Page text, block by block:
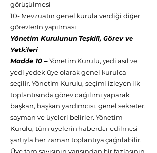
görüşülmesi
10- Mevzuatın genel kurula verdiği diğer
görevlerin yapılması
Yönetim Kurulunun Teşkilî, Görev ve
Yetkileri
Madde 10 –Yönetim Kurulu, yedi asıl ve
yedi yedek üye olarak genel kurulca
seçilir. Yönetim Kurulu, seçimi izleyen ilk
toplantısında görev dağılımı yaparak
başkan, başkan yardımcısı, genel sekreter,
sayman ve üyeleri belirler. Yönetim
Kurulu, tüm üyelerin haberdar edilmesi
şartıyla her zaman toplantıya çağrılabilir.
Üye tam sayısının yarısından bir fazlasının